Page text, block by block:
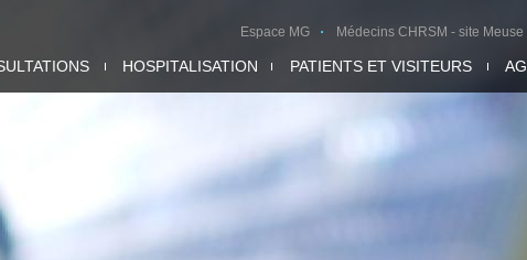
HOSPITALISATION PATIENTS ET VISITEURS
Espace MG Médecins CHRSM - site Meuse